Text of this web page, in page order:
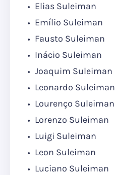
Elias Suleiman
Emílio Suleiman
Fausto Suleiman
Inácio Suleiman
Joaquim Suleiman
Leonardo Suleiman
Lourenço Suleiman
Lorenzo Suleiman
Luigi Suleiman
Leon Suleiman
Luciano Suleiman